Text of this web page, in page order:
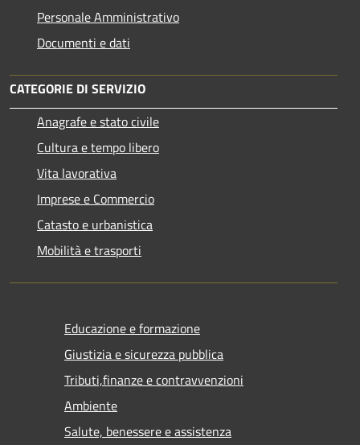
Personale Amministrativo
Documenti e dati
CATEGORIE DI SERVIZIO
Anagrafe e stato civile
Cultura e tempo libero
Vita lavorativa
Imprese e Commercio
Catasto e urbanistica
Mobilità e trasporti
Educazione e formazione
Giustizia e sicurezza pubblica
Tributi,finanze e contravvenzioni
Ambiente
Salute, benessere e assistenza